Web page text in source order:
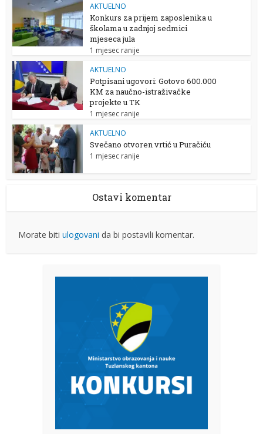
AKTUELNO
Konkurs za prijem zaposlenika u
školama u zadnjoj sedmici
mjeseca jula
1 mjesec ranije
AKTUELNO
Potpisani ugovori: Gotovo 600.000
KM za naučno-istraživačke
projekte u TK
1 mjesec ranije
AKTUELNO
Svečano otvoren vrtić u Puračiću
1 mjesec ranije
Ostavi komentar
Morate bitiulogovani da bi postavili komentar.